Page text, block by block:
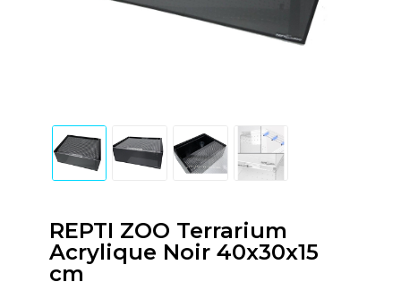
REPTI ZOO Terrarium
Acrylique Noir 40x30x15
cm